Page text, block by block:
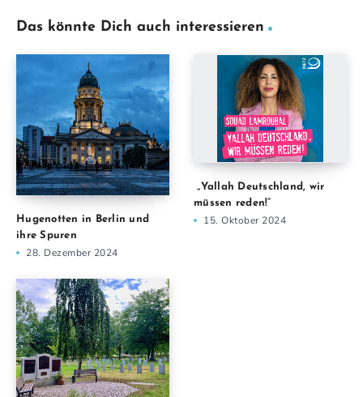
Das könnte Dich auch interessieren
Hugenotten in Berlin und
ihre Spuren
28. Dezember 2024
„Yallah Deutschland, wir
müssen reden!“
15. Oktober 2024